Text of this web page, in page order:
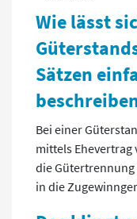
Wie lässt
Sätzen
Bei einer
mittels
die
in die